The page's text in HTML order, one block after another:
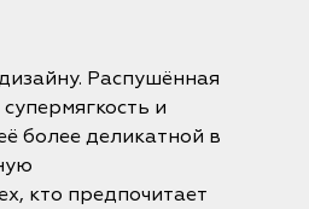
Распушённая
и
более деликатной в
кто предпочитает